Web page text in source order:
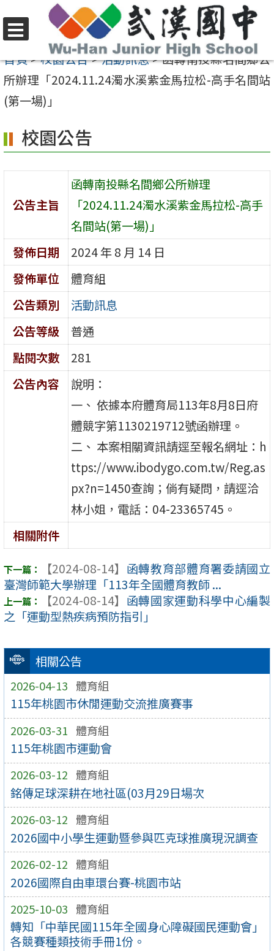
至
要
內
區
選
單
首頁>校園公告>活動訊息>函轉南投縣名間鄉公
所辦理「2024.11.24濁水溪紫金馬拉松-高手名間站
(第一場)」
相關公告
2026-04-13 體育組
115年桃園市休閒運動交流推廣賽事
2026-03-31 體育組
115年桃園市運動會
2026-03-12 體育組
銘傳足球深耕在地社區(03月29日場次
2026-03-12 體育組
2026國中小學生運動暨參與匹克球推廣現況調查
2026-02-12 體育組
2026國際自由車環台賽-桃園市站
2025-10-03 體育組
轉知「中華民國115年全國身心障礙國民運動會」
各競賽種類技術手冊1份。
校園公告
公告主旨
函轉南投縣名間鄉公所辦理
「2024.11.24濁水溪紫金馬拉松-高手
名間站(第一場)」
發佈日期
2024 年 8 月 14 日
發佈單位
體育組
公告類別
活動訊息
公告等級
普通
點閱次數
281
公告內容
說明：
一、 依據本府體育局113年8月8日府
體競字第1130219712號函辦理。
二、 本案相關資訊請逕至報名網址：h
ttps://www.ibodygo.com.tw/Reg.as
px?n=1450查詢；倘有疑問，請逕洽
林小姐，電話：04-23365745。
相關附件
【2024-08-14】 函轉教育部體育署委請國立
臺灣師範大學辦理「113年全國體育教師 ...
【2024-08-14】 函轉國家運動科學中心編製
之「運動型熱疾病預防指引」